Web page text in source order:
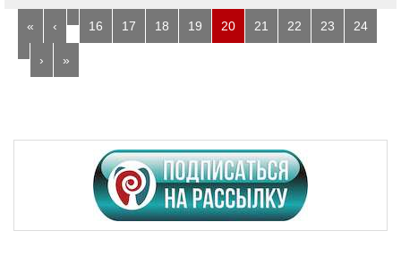
« ‹ 16 17 18 19 20 21 22 23 24
› »